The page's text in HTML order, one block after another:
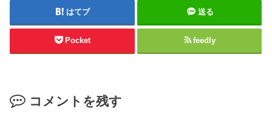
はてブ 送る
Pocket feedly
コメントを残す